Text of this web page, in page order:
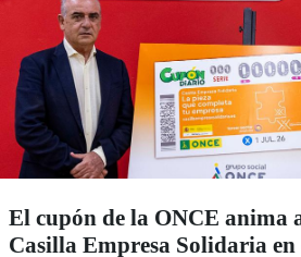
El cupón de la ONCE anima
Casilla Empresa Solidaria en